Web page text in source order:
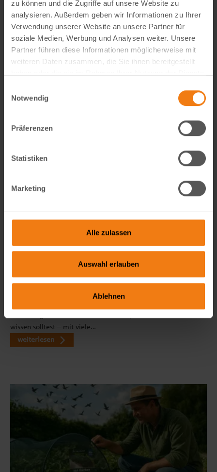
zu können und die Zugriffe auf unsere Website zu
analysieren. Außerdem geben wir Informationen zu Ihrer
Verwendung unserer Website an unsere Partner für
soziale Medien, Werbung und Analysen weiter. Unsere
Partner führen diese Informationen möglicherweise mit
weiteren Daten zusammen, die Sie ihnen bereitgestellt
Notwendig
Präferenzen
Statistiken
Marketing
Alle zulassen
Auswahl erlauben
Ablehnen
Visual Content Creator (m/w/d) – E-Commerce
Werde Teil von Lemodo360! Als Visual Content Creator
weiterlesen
Wie blickdicht ist eine Seitenmarkise wirklich? Welche Höhe
unserem großen FAQ erfährst du alles, was du vor dem Kauf
wissen solltest – mit viele…
weiterlesen